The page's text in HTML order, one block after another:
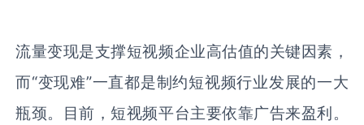
流量变现是支撑短视频企业高估值的关键因素，
而“变现难”一直都是制约短视频行业发展的一大
瓶颈。目前，短视频平台主要依靠广告来盈利。